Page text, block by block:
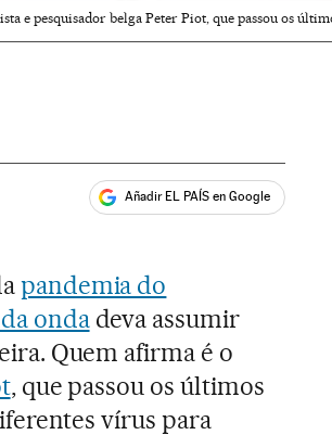
e pesquisador belga Peter Piot, que passou os
Añadir EL PAÍS en Google
pandemia do
ondadeva assumir
Quem afirma é o
, que passou os últimos
vírus para